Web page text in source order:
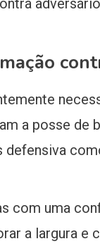
a posse de
defensiva
com uma
a largura e